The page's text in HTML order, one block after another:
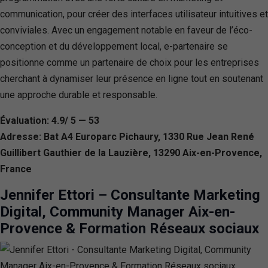
communication, pour créer des interfaces utilisateur intuitives et
conviviales. Avec un engagement notable en faveur de l’éco-
conception et du développement local, e-partenaire se
positionne comme un partenaire de choix pour les entreprises
cherchant à dynamiser leur présence en ligne tout en soutenant
une approche durable et responsable.
Évaluation: 4.9/ 5 — 53
Adresse: Bat A4 Europarc Pichaury, 1330 Rue Jean René
Guillibert Gauthier de la Lauzière, 13290 Aix-en-Provence,
France
Jennifer Ettori – Consultante Marketing
Digital, Community Manager Aix-en-
Provence & Formation Réseaux sociaux